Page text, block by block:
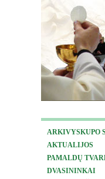
ARKIVYSKUPO
AKTUALIJOS
PAMALDŲ
DVASININKAI